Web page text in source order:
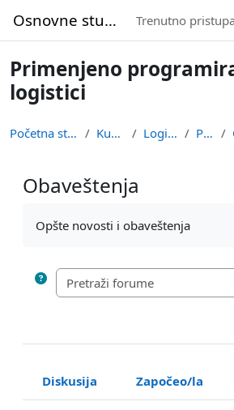
Osnovne studije Trenutno
Primenjeno
logistici
Početna stranica Kursevi Logistika PPuL
Obaveštenja
Opšte novosti i obaveštenja
Status
Diskusija Započeo/la